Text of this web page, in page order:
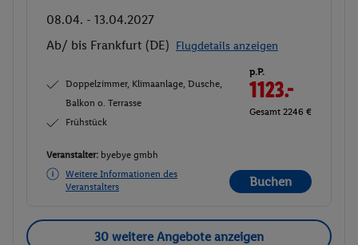
08.04. - 13.04.2027
Ab/ bis Frankfurt (DE) Flugdetails anzeigen
Doppelzimmer, Klimaanlage, Dusche,
Balkon o. Terrasse
Frühstück
p.P.
1123.-
Gesamt 2246 €
Veranstalter: byebye gmbh
Weitere Informationen des
Veranstalters
Buchen
30 weitere Angebote anzeigen